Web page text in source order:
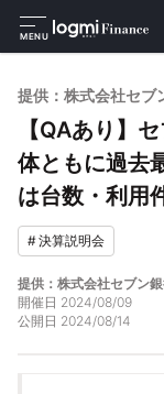
MENU
提供：株式会社セブ
【QAあり】
体ともに過去
は台数・利用
#決算説明会
提供：株式会社セブン
開催日 2024/08/09
公開日 2024/08/14